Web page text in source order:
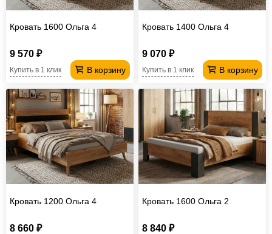
Кровать 1600 Ольга 4
9 570 ₽
В корзину
Купить в 1 клик
Кровать 1400 Ольга 4
9 070 ₽
В корзину
Купить в 1 клик
Кровать 1200 Ольга 4
8 660 ₽
Кровать 1600 Ольга 2
8 840 ₽